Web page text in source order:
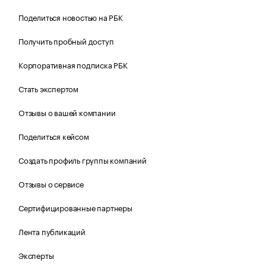
Поделиться новостью на РБК
Получить пробный доступ
Корпоративная подписка РБК
Стать экспертом
Отзывы о вашей компании
Поделиться кейсом
Создать профиль группы компаний
Отзывы о сервисе
Сертифицированные партнеры
Лента публикаций
Эксперты